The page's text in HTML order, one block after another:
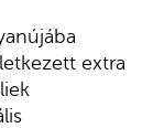
extra